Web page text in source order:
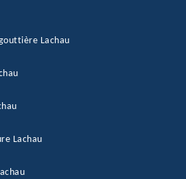
Lachau
Lachau